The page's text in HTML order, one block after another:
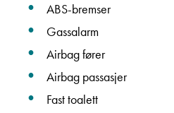
ABS-bremser
Gassalarm
Airbag fører
Airbag passasjer
Fast toalett